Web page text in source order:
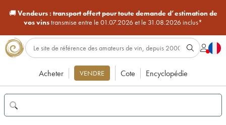
🚚Vendeurs : transport offert pour toute demande d’estimation de
vos vinstransmise entre le 01.07.2026 et le 31.08.2026 inclus*
Acheter VENDRE Cote Encyclopédie